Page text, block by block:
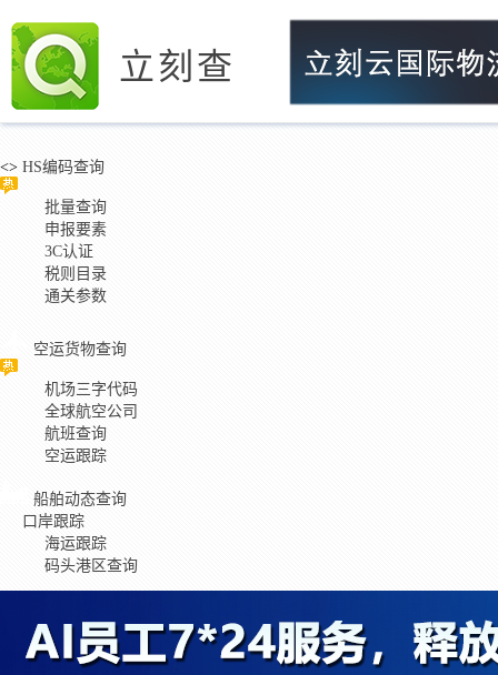
立刻查
<> HS编码查询
批量查询
申报要素
3C认证
税则目录
通关参数
空运货物查询
机场三字代码
全球航空公司
航班查询
空运跟踪
船舶动态查询
口岸跟踪
海运跟踪
码头港区查询